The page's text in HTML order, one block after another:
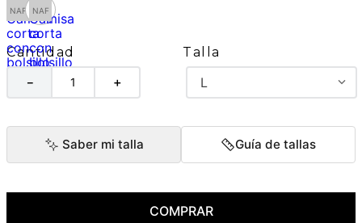
Cantidad
＋
－
Talla
L
Saber mi talla Guía de tallas
COMPRAR